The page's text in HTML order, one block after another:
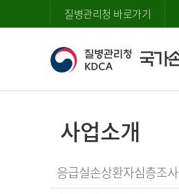
질병관리청 바로가기
사업소개
응급실손상환자심층조사